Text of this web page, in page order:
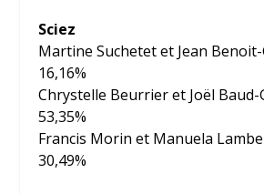
Sciez
Martine Suchetet et Jean
16,16%
Chrystelle Beurrier et Joël Baud-
53,35%
Francis Morin et Manuela
30,49%